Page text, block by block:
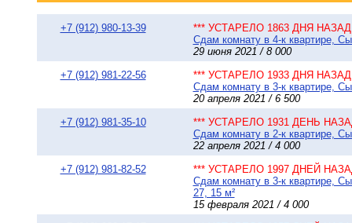
+7 (912) 980-13-39
*** УСТАРЕЛО 1863 ДНЯ НАЗАД
Сдам комнату в 4-к квартире,
29 июня 2021 / 8 000
+7 (912) 981-22-56
*** УСТАРЕЛО 1933 ДНЯ НАЗАД
Сдам комнату в 3-к квартире,
20 апреля 2021 / 6 500
+7 (912) 981-35-10
*** УСТАРЕЛО 1931 ДЕНЬ
Сдам комнату в 2-к квартире,
22 апреля 2021 / 4 000
+7 (912) 981-82-52
*** УСТАРЕЛО 1997 ДНЕЙ
Сдам комнату в 3-к квартире,
27, 15 м²
15 февраля 2021 / 4 000